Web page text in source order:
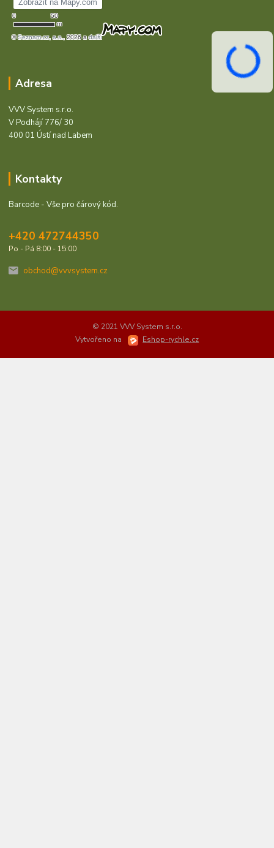
Adresa
VVV System s.r.o.
V Podhájí 776/ 30
400 01 Ústí nad Labem
Kontakty
Barcode - Vše pro čárový kód.
+420 472744350
Po - Pá 8:00 - 15:00
obchod@vvvsystem.cz
© 2021 VVV System s.r.o.
Vytvořeno na
Eshop-rychle.cz